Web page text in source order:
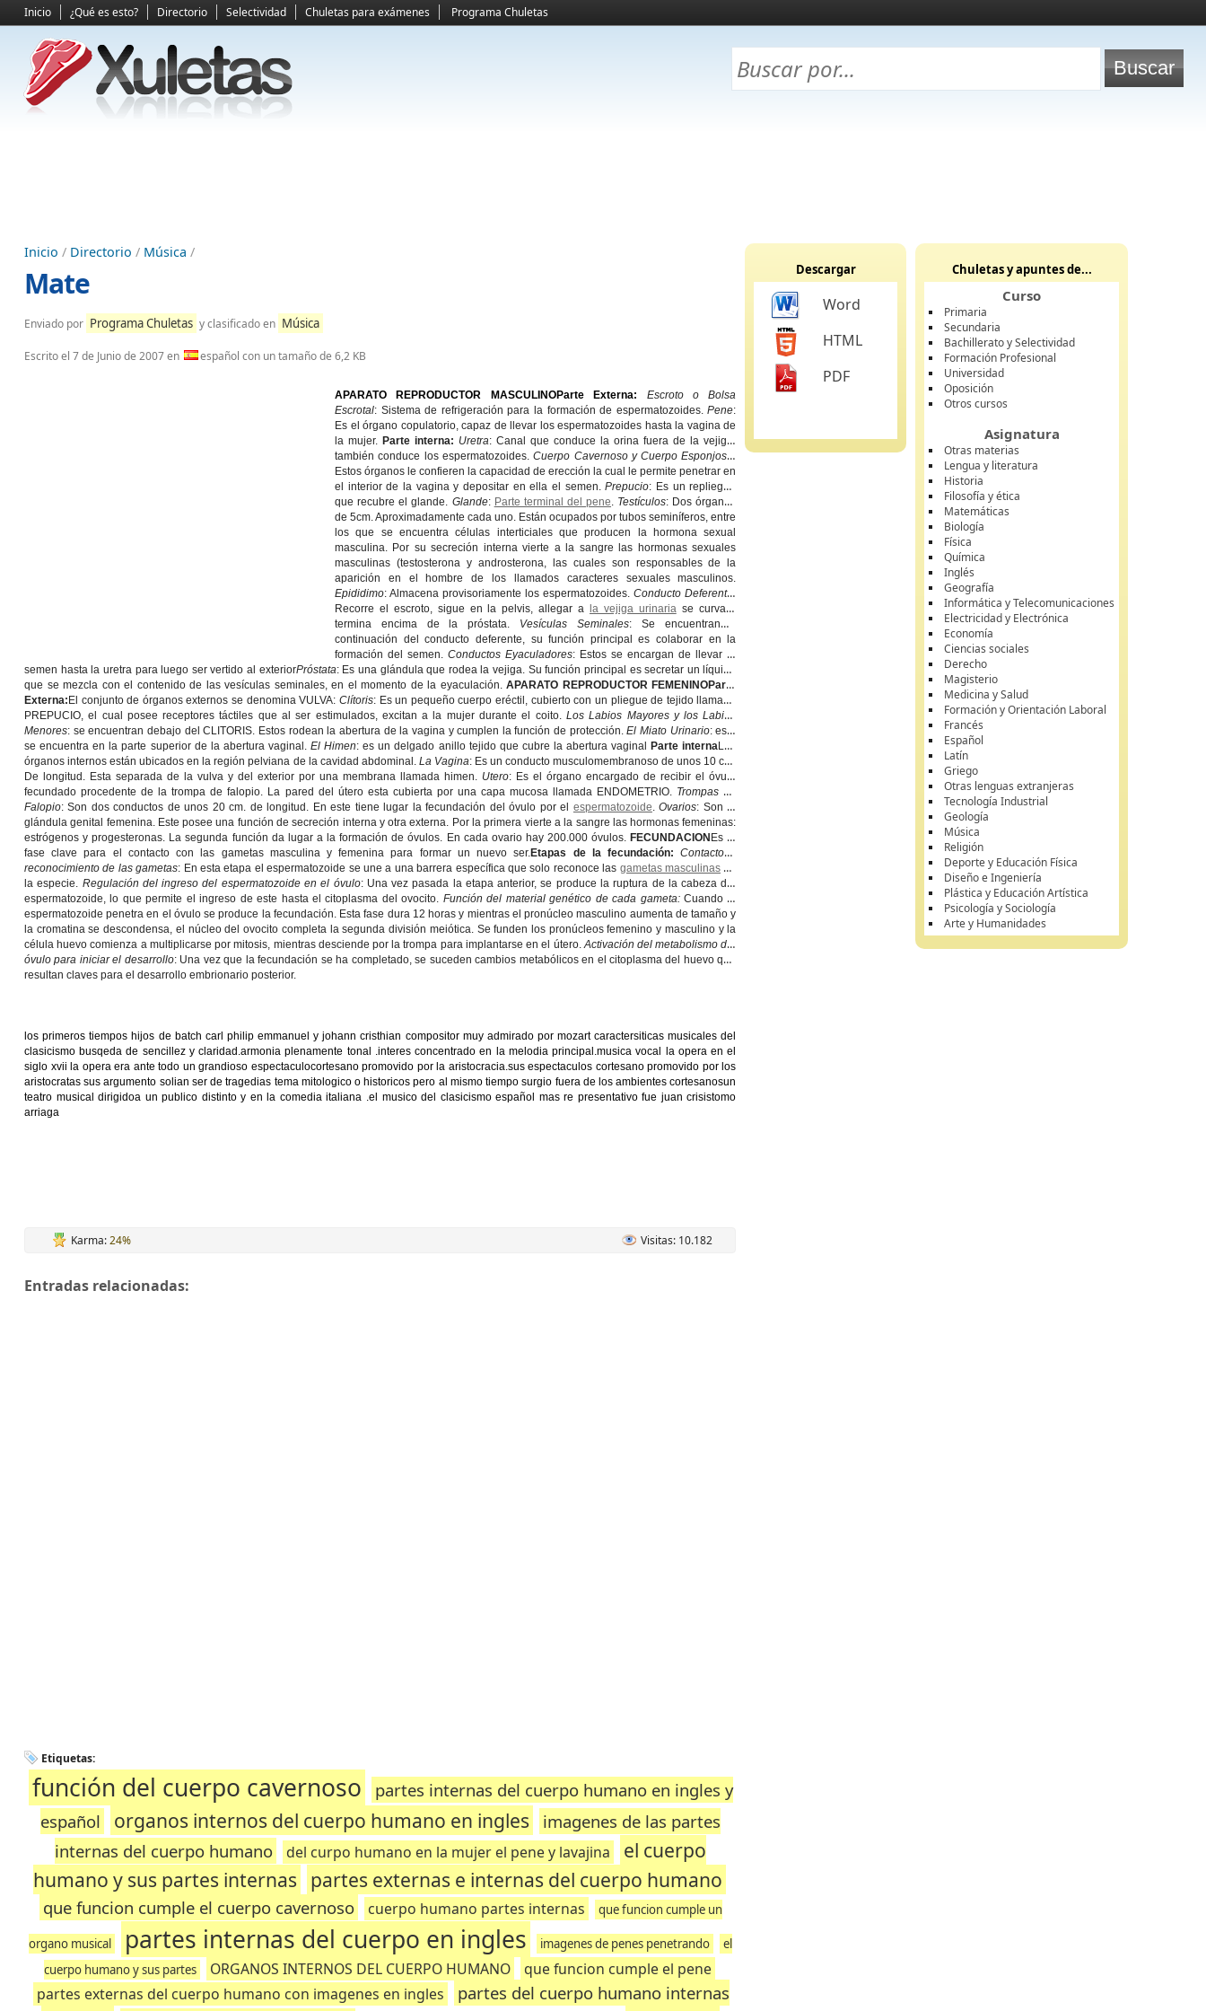
Inicio ¿Qué es esto? Directorio Selectividad Chuletas para exámenes Programa Chuletas
Inicio / Directorio / Música /
Mate
Enviado por Programa Chuletas y clasificado en Música
Escrito el 7 de Junio de 2007en español con un tamaño de 6,2 KB
APARATO REPRODUCTOR MASCULINOParte Externa: Escroto o Bolsa
Escrotal: Sistema de refrigeración para la formación de espermatozoides.Pene:
Es el órgano copulatorio, capaz de llevar los espermatozoides hasta la vagina de
la mujer. Parte interna: Uretra: Canal que conduce la orina fuera de la vejiga,
también conduce los espermatozoides.Cuerpo Cavernoso y Cuerpo Esponjoso :
Estos órganos le confieren la capacidad de erección la cual le permite penetrar en
el interior de la vagina y depositar en ella el semen.Prepucio: Es un repliegue
que recubre el glande. Glande: Parte terminal del pene. Testículos: Dos órganos
de 5cm. Aproximadamente cada uno. Están ocupados por tubos seminíferos, entre
los que se encuentra células interticiales que producen la hormona sexual
masculina. Por su secreción interna vierte a la sangre las hormonas sexuales
masculinas (testosterona y androsterona, las cuales son responsables de la
aparición en el hombre de los llamados caracteres sexuales masculinos.
Epididimo: Almacena provisoriamente los espermatozoides.Conducto Deferente :
Recorre el escroto, sigue en la pelvis, allegar a
la vejiga urinariase curva y
termina encima de la próstata. Vesículas Seminales: Se encuentran a
continuación del conducto deferente, su función principal es colaborar en la
formación del semen.Conductos Eyaculadores: Estos se encargan de llevar el
semen hasta la uretra para luego ser vertido al exteriorPróstata: Es una glándula que rodea la vejiga. Su función principal es secretar un líquido
que se mezcla con el contenido de las vesículas seminales, en el momento de la eyaculación.APARATO REPRODUCTOR FEMENINOParte
Externa: El conjunto de órganos externos se denomina VULVA: Clítoris: Es un pequeño cuerpo eréctil, cubierto con un pliegue de tejido llamado
PREPUCIO, el cual posee receptores táctiles que al ser estimulados, excitan a la mujer durante el coito. Los Labios Mayores y los Labios
Menores: se encuentran debajo del CLITORIS. Estos rodean la abertura de la vagina y cumplen la función de protección.El Miato Urinario: este
se encuentra en la parte superior de la abertura vaginal.El Himen: es un delgado anillo tejido que cubre la abertura vaginal Parte internaLos
órganos internos están ubicados en la región pelviana de la cavidad abdominal. La Vagina: Es un conducto musculomembranoso de unos 10 cm.
De longitud. Esta separada de la vulva y del exterior por una membrana llamada himen. Utero: Es el órgano encargado de recibir el óvulo
fecundado procedente de la trompa de falopio. La pared del útero esta cubierta por una capa mucosa llamada ENDOMETRIO. Trompas de
Falopio: Son dos conductos de unos 20 cm. de longitud. En este tiene lugar la fecundación del óvulo por el espermatozoide.Ovarios: Son la
glándula genital femenina. Este posee una función de secreción interna y otra externa. Por la primera vierte a la sangre las hormonas femeninas:
estrógenos y progesteronas. La segunda función da lugar a la formación de óvulos. En cada ovario hay 200.000 óvulos. FECUNDACION Es la
fase clave para el contacto con las gametas masculina y femenina para formar un nuevo ser.Etapas de la fecundación:Contacto y
reconocimiento de las gametas: En esta etapa el espermatozoide se une a una barrera específica que solo reconoce las gametas masculinas de
la especie. Regulación del ingreso del espermatozoide en el óvulo: Una vez pasada la etapa anterior, se produce la ruptura de la cabeza del
espermatozoide, lo que permite el ingreso de este hasta el citoplasma del ovocito. Función del material genético de cada gameta:Cuando el
espermatozoide penetra en el óvulo se produce la fecundación. Esta fase dura 12 horas y mientras el pronúcleo masculino aumenta de tamaño y
la cromatina se descondensa, el núcleo del ovocito completa la segunda división meiótica. Se funden los pronúcleos femenino y masculino y la
célula huevo comienza a multiplicarse por mitosis, mientras desciende por la trompa para implantarse en el útero.Activación del metabolismo del
óvulo para iniciar el desarrollo: Una vez que la fecundación se ha completado, se suceden cambios metabólicos en el citoplasma del huevo que
resultan claves para el desarrollo embrionario posterior.
los primeros tiempos hijos de batch carl philip emmanuel y johann cristhian compositor muy admirado por mozart caractersiticas musicales del
clasicismo busqeda de sencillez y claridad.armonia plenamente tonal .interes concentrado en la melodia principal.musica vocal la opera en el
siglo xvii la opera era ante todo un grandioso espectaculocortesano promovido por la aristocracia.sus espectaculos cortesano promovido por los
aristocratas sus argumento solian ser de tragedias tema mitologico o historicos pero al mismo tiempo surgio fuera de los ambientes cortesanosun
teatro musical dirigidoa un publico distinto y en la comedia italiana .el musico del clasicismo español mas re presentativo fue juan crisistomo
arriaga
Karma:24% Visitas: 10.182
Entradas relacionadas:
Etiquetas:
función del cuerpo cavernoso
partes internas del cuerpo humano en ingles y
español
organos internos del cuerpo humano en ingles
imagenes de las partes
internas del cuerpo humano
del curpo humano en la mujer el pene y lavajina
el cuerpo
humano y sus partes internas partes externas e internas del cuerpo humano
que funcion cumple el cuerpo cavernoso cuerpo humano partes internas que funcion cumple un
organo musical partes internas del cuerpo en ingles imagenes de penes penetrando
el
cuerpo humano y sus partes
ORGANOS INTERNOS DEL CUERPO HUMANO
que funcion cumple el pene
partes externas del cuerpo humano con imagenes en ingles
partes del cuerpo humano internas
Descargar
Word
HTML
PDF
Chuletas y apuntes de...
Curso
Primaria
Secundaria
Bachillerato y Selectividad
Formación Profesional
Universidad
Oposición
Otros cursos
Asignatura
Otras materias
Lengua y literatura
Historia
Filosofía y ética
Matemáticas
Biología
Física
Química
Inglés
Geografía
Informática y Telecomunicaciones
Electricidad y Electrónica
Economía
Ciencias sociales
Derecho
Magisterio
Medicina y Salud
Formación y Orientación Laboral
Francés
Español
Latín
Griego
Otras lenguas extranjeras
Tecnología Industrial
Geología
Música
Religión
Deporte y Educación Física
Diseño e Ingeniería
Plástica y Educación Artística
Psicología y Sociología
Arte y Humanidades